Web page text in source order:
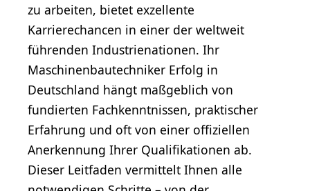
zu arbeiten, bietet exzellente
Karrierechancen in einer der weltweit
führenden Industrienationen. Ihr
Maschinenbautechniker Erfolg in
Deutschland hängt maßgeblich von
fundierten Fachkenntnissen, praktischer
Erfahrung und oft von einer offiziellen
Anerkennung Ihrer Qualifikationen ab.
Dieser Leitfaden vermittelt Ihnen alle